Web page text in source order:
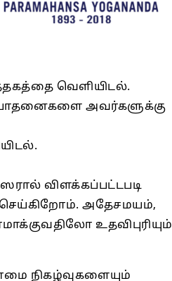
வெளியிடல்.
அவர்களுக்கு
விளக்கப்பட்டபடி
செய்கிறோம். அதேசமயம்,
உதவிபுரியும்
நிகழ்வுகளையும்